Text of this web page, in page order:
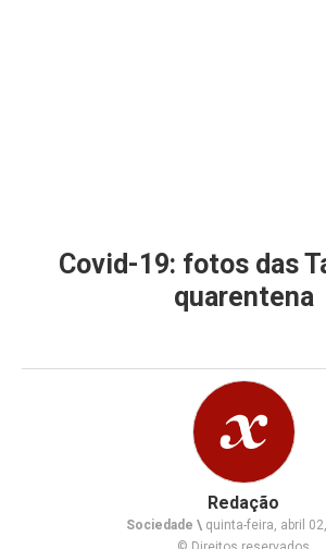
Covid-19: fotos das
quarentena
Redação
Sociedade \ quinta-feira, abril